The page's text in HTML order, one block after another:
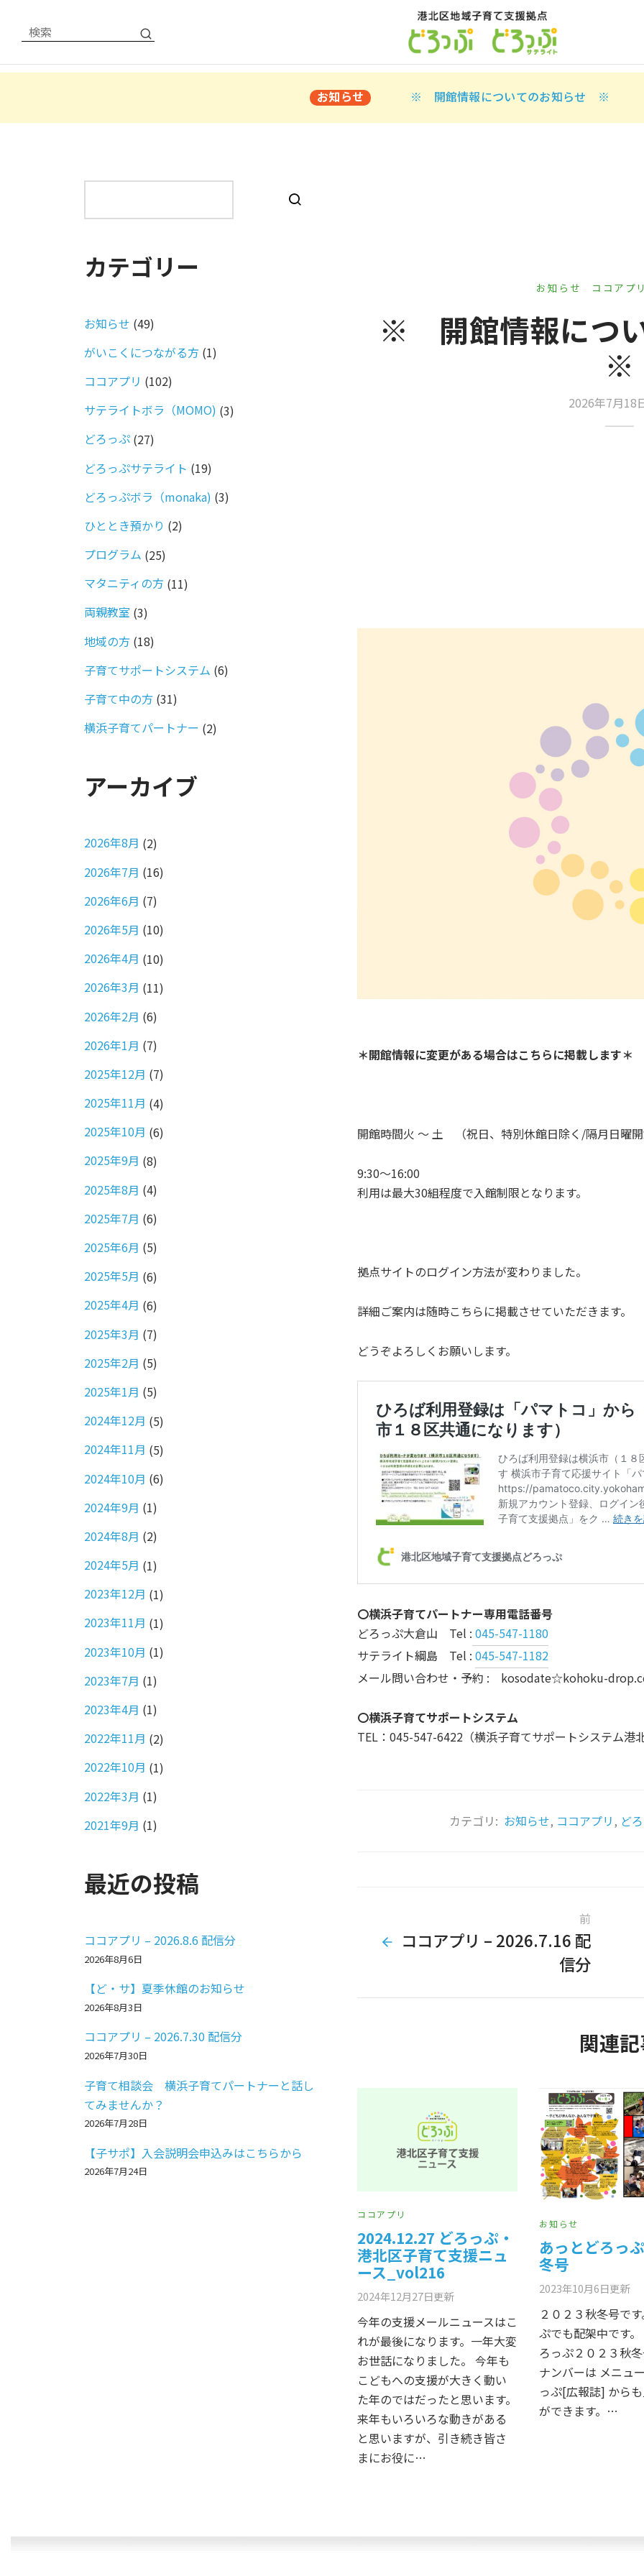
お知らせ ※ 開館情報についてのお知らせ ※
お知らせ ココアプリ
※ 開館情報につ
※
2026年7月18
＊開館情報に変更がある場合はこちらに掲載します＊
開館時間火 〜 土 （祝日、特別休館日除く/隔月日曜開
9:30〜16:00
利用は最大30組程度で入館制限となります。
拠点サイトのログイン方法が変わりました。
詳細ご案内は随時こちらに掲載させていただきます。
どうぞよろしくお願いします。
〇横浜子育てパートナー専用電話番号
どろっぷ大倉山 Tel : 045-547-1180
サテライト綱島 Tel : 045-547-1182
メール問い合わせ・予約 : kosodate☆kohoku-
〇横浜子育てサポートシステム
TEL：045-547-6422（横浜子育てサポートシステム港北
カテゴリ: お知らせ, ココアプリ , ど
前
ココアプリ – 2026.7.16 配
信分
関連
ココアプリ
2024.12.27 どろっぷ・
港北区子育て支援ニュ
ース_vol216
2024年12月27日更新
今年の支援メールニュースはこ
れが最後になります。一年大変
お世話になりました。 今年も
こどもへの支援が大きく動い
た年のではだったと思います。
来年もいろいろな動きがある
と思いますが、引き続き皆さ
まにお役に…
お知らせ
あっとどろっ
冬号
2023年10月6日更新
２０２３秋冬号で
ぷでも配架中です
ろっぷ２０２３秋
ナンバーは メニュ
っぷ[広報誌] から
ができます。…
カテゴリー
お知らせ (49)
がいこくにつながる方 (1)
ココアプリ (102)
サテライトボラ（MOMO) (3)
どろっぷ (27)
どろっぷサテライト (19)
どろっぷボラ（monaka) (3)
ひととき預かり (2)
プログラム (25)
マタニティの方 (11)
両親教室 (3)
地域の方 (18)
子育てサポートシステム (6)
子育て中の方 (31)
横浜子育てパートナー (2)
アーカイブ
2026年8月 (2)
2026年7月 (16)
2026年6月 (7)
2026年5月 (10)
2026年4月 (10)
2026年3月 (11)
2026年2月 (6)
2026年1月 (7)
2025年12月 (7)
2025年11月 (4)
2025年10月 (6)
2025年9月 (8)
2025年8月 (4)
2025年7月 (6)
2025年6月 (5)
2025年5月 (6)
2025年4月 (6)
2025年3月 (7)
2025年2月 (5)
2025年1月 (5)
2024年12月 (5)
2024年11月 (5)
2024年10月 (6)
2024年9月 (1)
2024年8月 (2)
2024年5月 (1)
2023年12月 (1)
2023年11月 (1)
2023年10月 (1)
2023年7月 (1)
2023年4月 (1)
2022年11月 (2)
2022年10月 (1)
2022年3月 (1)
2021年9月 (1)
最近の投稿
ココアプリ – 2026.8.6 配信分
2026年8月6日
【ど・サ】夏季休館のお知らせ
2026年8月3日
ココアプリ – 2026.7.30 配信分
2026年7月30日
子育て相談会 横浜子育てパートナーと話し
てみませんか？
2026年7月28日
【子サポ】入会説明会申込みはこちらから
2026年7月24日